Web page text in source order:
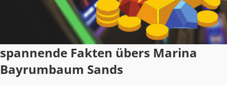
spannende Fakten übers Marina
Bayrumbaum Sands